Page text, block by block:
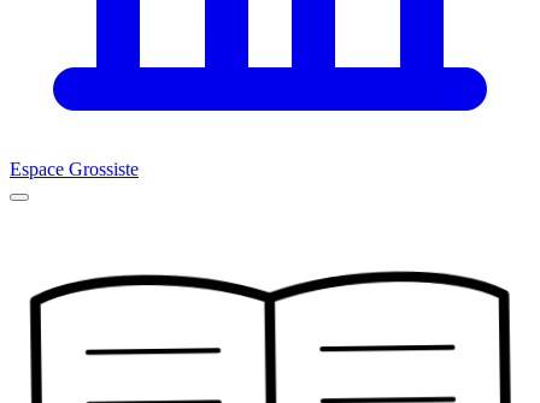
Espace Grossiste